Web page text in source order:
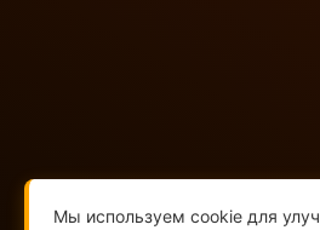
+7(812)565-32-05
Мы используем cookie для